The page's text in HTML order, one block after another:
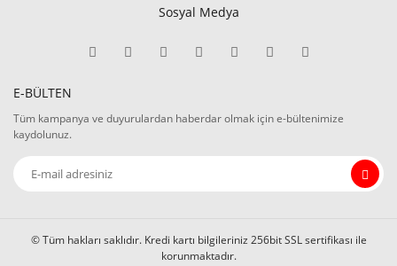
Sosyal Medya
E-BÜLTEN
Tüm kampanya ve duyurulardan haberdar olmak için e-bültenimize
kaydolunuz.
© Tüm hakları saklıdır. Kredi kartı bilgileriniz 256bit SSL sertifikası ile
korunmaktadır.